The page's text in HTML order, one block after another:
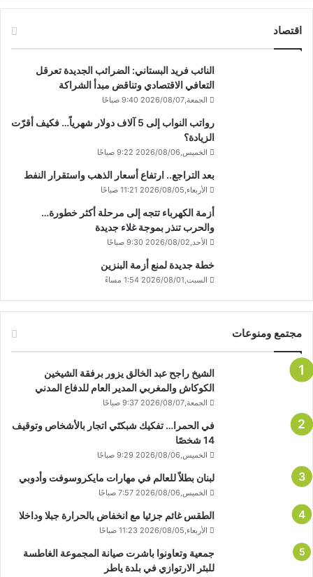
اقتصاد
النائب فريد البستاني: الضرائب الجديدة تعرقل
التعافي الاقتصادي وتناقض مبدأ الشراكة
الجمعة,2026/08/07 9:40 صباحًا
رواتب النواب إلى 5 آلاف دولار شهرياً… فكيف أقرّت
الزيادة؟
الخميس,2026/08/06 9:22 صباحًا
بعد التراجع.. ارتفاع أسعار الذهب واستقرار النفط
الأربعاء,2026/08/05 11:21 صباحًا
أزمة الكهرباء تتجه إلى مرحلة أكثر خطورة…
والحرب تنذر بموجة غلاء جديدة
الأحد,2026/08/02 9:30 صباحًا
خطة جديدة لمنع أزمة البنزين
السبت,2026/08/01 1:54 مساءً
مجتمع ومنوعات
الشيخ راجح عبد الخالق يزور برفقة الشيخين
الكوكاش والمغربي المدير العام للدفاع المدني
الجمعة,2026/08/07 9:37 صباحًا
في الحمرا… تفكيك شبكتَي اتجار بالأشخاص وتوقيف
14 شخصًا
الخميس,2026/08/06 9:29 صباحًا
لبنان بطلاً للعالم في مهارات مايكروسوفت وأدوبي
الخميس,2026/08/06 7:57 صباحًا
الطقس غائم جزئيا مع انخفاض بالحرارة جبلا وداخلا
الأربعاء,2026/08/05 11:23 صباحًا
جمعية وتعاونوا باشرت صيانة المجموعة الغاطسة
للبئر الارتوازي في بلدة ياطر